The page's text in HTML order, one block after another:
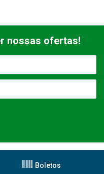
nossas ofertas!
Boletos